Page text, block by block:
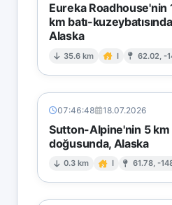
Eureka Roadhouse'nin
km batı-
Alaska
35.6 km I 62.02, -
07:46:48 18.07.2026
Sutton-Alpine'nin 5 km
doğusunda, Alaska
0.3 km I 61.78, -